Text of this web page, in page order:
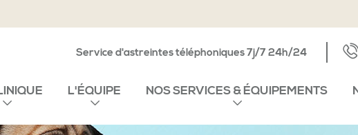
Service d'astreintes téléphoniques 7j/7 24h/24
L'ÉQUIPE NOS SERVICES & ÉQUIPEMENTS